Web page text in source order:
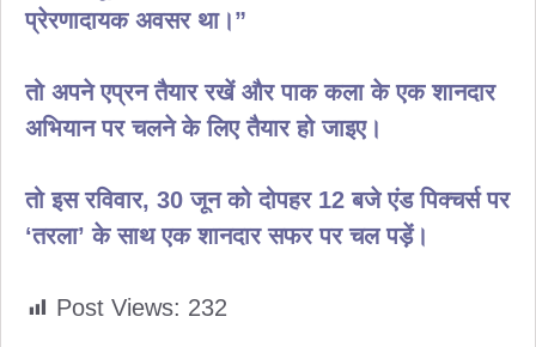
प्रेरणादायक अवसर था।”
तो अपने एप्रन तैयार रखें और पाक कला के एक शानदार
अभियान पर चलने के लिए तैयार हो जाइए।
तो इस रविवार, 30 जून को दोपहर 12 बजे एंड पिक्चर्स पर
‘तरला’ के साथ एक शानदार सफर पर चल पड़ें।
Post Views: 232